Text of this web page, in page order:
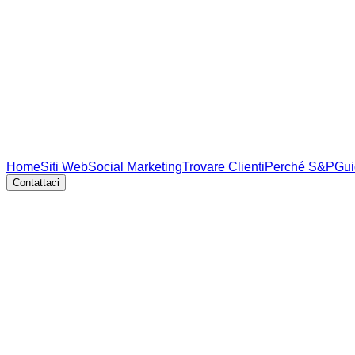
HomeSiti WebSocial MarketingTrovare ClientiPerché S&P
Contattaci